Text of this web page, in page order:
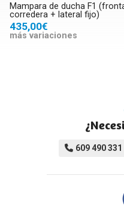
Mampara de ducha F1
corredera + lateral fijo)
435,00€
más variaciones
609 490 331